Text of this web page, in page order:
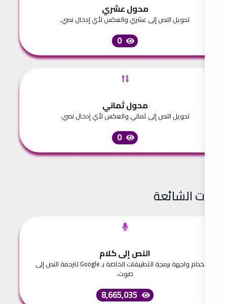
محول عشري
تحويل النص إلى عشري والعكس لأي إدخال نصي.
0
محول ثماني
تحويل النص إلى ثماني والعكس لأي إدخال نصي.
0
الشائعة
النص إلى كلام
استخدام واجهة برمجة التطبيقات الخاصة بـ Google لترجمة النص إلى
صوت.
8,665,035